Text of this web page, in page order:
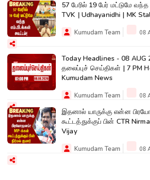
57 பேரில் 19 பேர் மட்டுமே
TVK | Udhayanidhi | MK
Kumudam Team 08
Today Headlines - 08
தலைப்புச் செய்திகள் | 7 PM
Kumudam News
Kumudam Team 08
இதனால் யாருக்கு என்ன பிரயோஜனம்?
கூட்டத்துக்குப் பின் CTR Nirmal Kumar
Vijay
Kumudam Team 08